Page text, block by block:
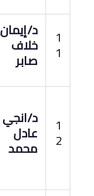
1
1
د/إيمان
خلاف
صابر
1
2
د/انجي
عادل
محمد